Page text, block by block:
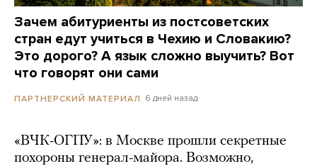
Зачем абитуриенты из постсоветских
стран едут учиться в Чехию и Словакию?
Это дорого? А язык сложно выучить? Вот
что говорят они сами
ПАРТНЕРСКИЙ МАТЕРИАЛ 6 дней назад
«ВЧК-ОГПУ»: в Москве прошли секретные
похороны генерал-майора. Возможно,